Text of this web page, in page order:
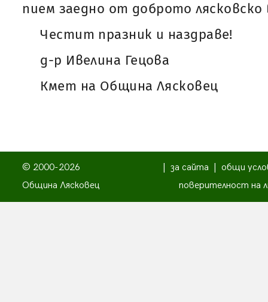
пием заедно от доброто лясковско
Честит празник и наздраве!
д-р Ивелина Гецова
Кмет на Община Лясковец
© 2000-2026
Община Лясковец
за сайта
общи
поверителност на